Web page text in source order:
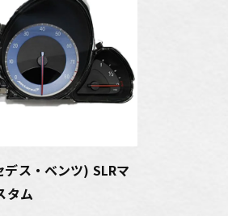
ス・ベンツ) SLRマ
タム